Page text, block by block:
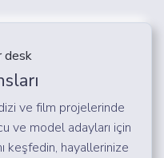
ve film projelerinde
ve model adayları için
keşfedin, hayallerinize